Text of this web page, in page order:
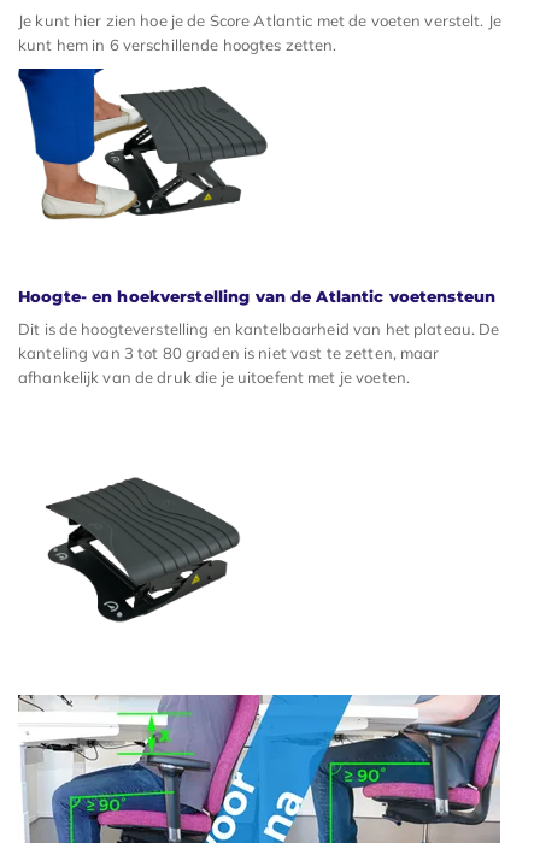
Je kunt hier zien hoe je de Score Atlantic met de voeten verstelt. Je
kunt hem in 6 verschillende hoogtes zetten.
Hoogte- en hoekverstelling van de Atlantic voetensteun
Dit is de hoogteverstelling en kantelbaarheid van het plateau. De
kanteling van 3 tot 80 graden is niet vast te zetten, maar
afhankelijk van de druk die je uitoefent met je voeten.